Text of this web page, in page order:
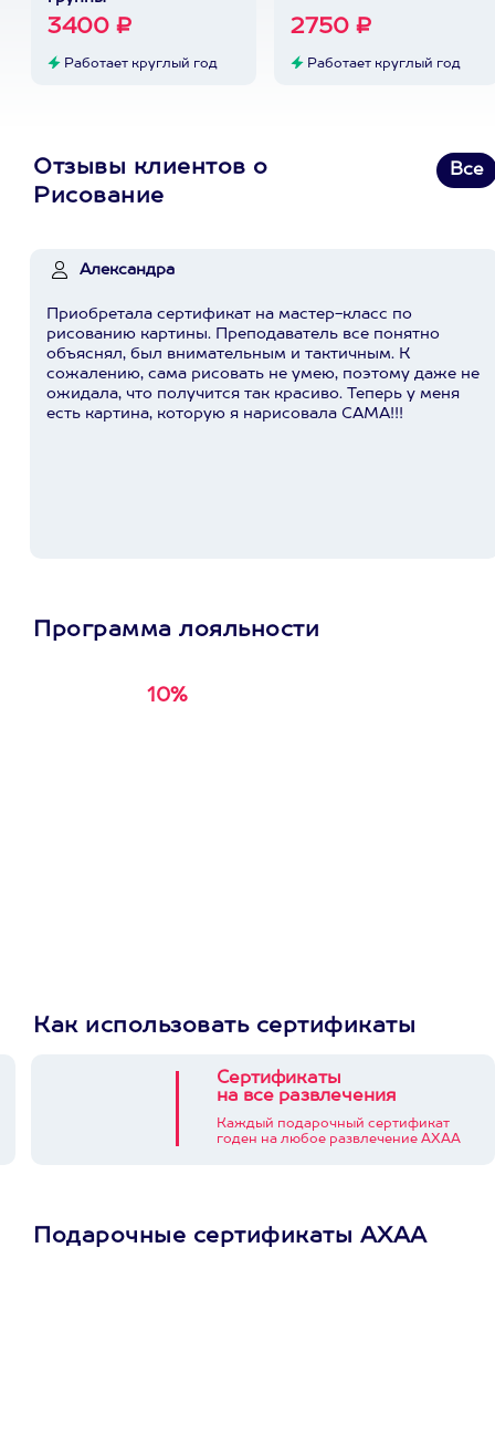
3400 ₽
Работает круглый год
2750 ₽
Работает круглый год
Отзывы клиентов о
Рисование
Все
Александра
Приобретала сертификат на мастер-класс по
рисованию картины. Преподаватель все понятно
объяснял, был внимательным и тактичным. К
сожалению, сама рисовать не умею, поэтому даже не
ожидала, что получится так красиво. Теперь у меня
есть картина, которую я нарисовала САМА!!!
Программа лояльности
10%
Как использовать сертификаты
Сертификаты
на все развлечения
Каждый подарочный сертификат
годен на любое развлечение АХАА
Подарочные сертификаты АХАА